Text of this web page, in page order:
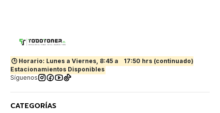
🕒 Horario: Lunes a Viernes, 8:45 a
17:50 hrs (continuado)
Estacionamientos Disponibles
Síguenos
CATEGORÍAS